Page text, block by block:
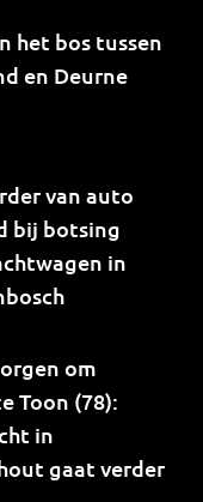
het bos tussen
en Deurne
van auto
bij botsing
in
om
Toon (78):
in
gaat verder